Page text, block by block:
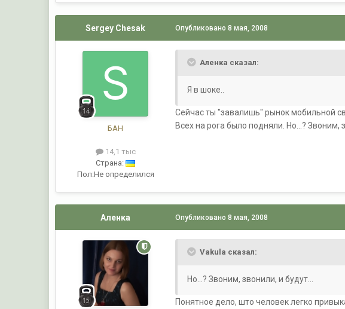
Sergey Chesak
БАН
14,1 тыс
Страна:
Пол:Не определился
Опубликовано8 мая, 2008
Аленка сказал:
Я в шоке..
Сейчас ты "завалишь" рынок мобильной
Всех на рога было подняли. Но...? Звоним,
Аленка Опубликовано8 мая, 2008
Vakula сказал:
Но...? Звоним, звонили, и будут...
Понятное дело, што человек легко